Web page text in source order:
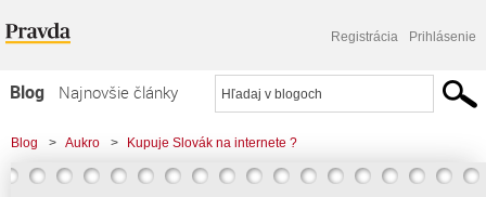
Registrácia Prihlásenie
Blog
Najnovšie články
Najčítanejšie články
Najkomentovanejšie články
Blog > Aukro > Kupuje Slovák na internete ?